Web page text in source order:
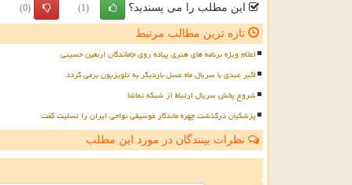
این مطلب را می پسندید؟ (1)
(0)
تازه ترین مطالب مرتبط
اعلام ویژه برنامه های هنری پیاده روی جاماندگان اربعین حسینی
اکبر عبدی با سریال ماه عسل باردیگر به تلویزیون برمی گردد
شروع پخش سریال ارتباط از شبکه تماشا
پزشکیان درگذشت چهره ماندگار موسیقی نواحی ایران را تسلیت گفت
نظرات بینندگان در مورد این مطلب